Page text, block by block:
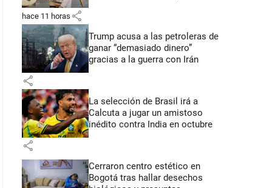
hace 11 horas share
Trump acusa a las petroleras de
ganar “demasiado dinero”
gracias a la guerra con Irán
share
La selección de Brasil irá a
Calcuta a jugar un amistoso
inédito contra India en octubre
share
Cerraron centro estético en
Bogotá tras hallar desechos